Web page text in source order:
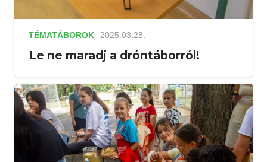
TÉMATÁBOROK 2025.03.28.
Le ne maradj a dróntáborról!